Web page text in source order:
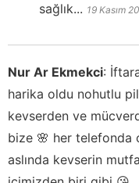
sağlık... 19 Kasım
Nur Ar Ekmekci:
harika oldu nohutlu
kevserden ve
bize 🌸 her telefonda
aslında kevserin